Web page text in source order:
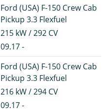
Ford (USA) F-150 Crew Cab
Pickup 3.3 Flexfuel
215 kW / 292 CV
09.17 -
Ford (USA) F-150 Crew Cab
Pickup 3.3 Flexfuel
216 kW / 294 CV
09.17 -